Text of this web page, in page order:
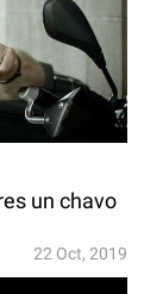
un chavo
22 Oct, 2019